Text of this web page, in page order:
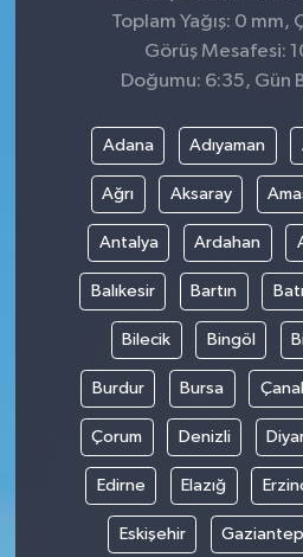
Toplam Yağış: 0 mm,
Görüş Mesafesi:
Doğumu: 6:35, Gün
Adana Adıyaman
Ağrı Aksaray
Antalya Ardahan
Balıkesir Bartın
Bilecik Bingöl
Burdur Bursa
Çorum Denizli
Edirne Elazığ
Eskişehir Gaziantep